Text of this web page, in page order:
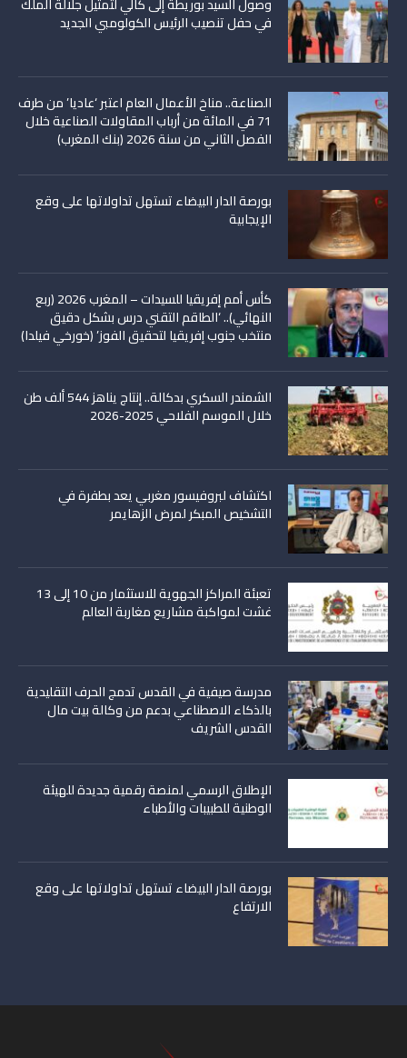
في حفل تنصيب الرئيس الكولومبي الجديد
الصناعة.. مناخ الأعمال العام اعتبر ‘عاديا’ من طرف
71 في المائة من أرباب المقاولات الصناعية خلال
الفصل الثاني من سنة 2026 (بنك المغرب)
بورصة الدار البيضاء تستهل تداولاتها على وقع
الإيجابية
كأس أمم إفريقيا للسيدات – المغرب 2026 (ربع
النهائي).. ‘الطاقم التقني درس بشكل دقيق
منتخب جنوب إفريقيا لتحقيق الفوز’ (خورخي فيلدا)
الشمندر السكري بدكالة.. إنتاج يناهز 544 ألف طن
خلال الموسم الفلاحي 2025-2026
اكتشاف لبروفيسور مغربي يعد بطفرة في
التشخيص المبكر لمرض الزهايمر
تعبئة المراكز الجهوية للاستثمار من 10 إلى 13
غشت لمواكبة مشاريع مغاربة العالم
مدرسة صيفية في القدس تدمج الحرف التقليدية
بالذكاء الاصطناعي بدعم من وكالة بيت مال
القدس الشريف
الإطلاق الرسمي لمنصة رقمية جديدة للهيئة
الوطنية للطبيبات والأطباء
بورصة الدار البيضاء تستهل تداولاتها على وقع
الارتفاع